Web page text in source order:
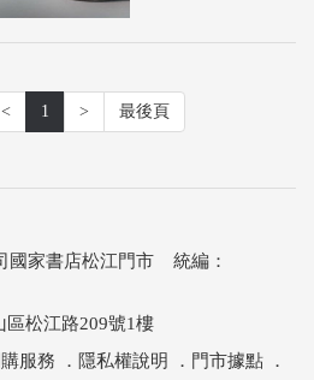
< 1 > 最後頁
國家書店松江門市 統編：
區松江路209號1樓
服務 ． 隱私權說明 ． 門市據點 ．